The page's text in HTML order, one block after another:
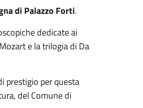
di Palazzo Forti.
dedicate ai
e la trilogia di Da
prestigio per questa
del Comune di